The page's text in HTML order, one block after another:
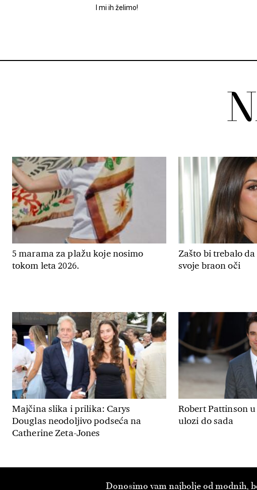
I mi ih želimo!
5 marama za plažu koje nosimo
tokom leta 2026.
Zašto bi trebalo
svoje braon oči
Majčina slika i prilika: Carys
Douglas neodoljivo podseća na
Catherine Zeta-Jones
Robert Pattinson
ulozi do sada
Donosimo vam najbolje od modnih,